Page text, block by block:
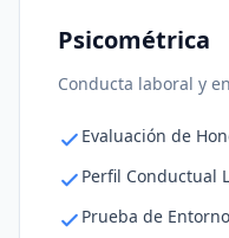
Psicométrica
Conducta laboral y
Evaluación de
Perfil Conductual
Prueba de